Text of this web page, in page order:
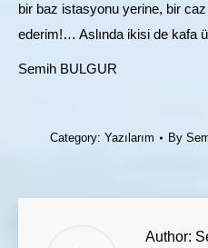
bir baz istasyonu yerine, bir
ederim!… Aslında ikisi de kafa
Semih BULGUR
Category: Yazılarım By
Author: